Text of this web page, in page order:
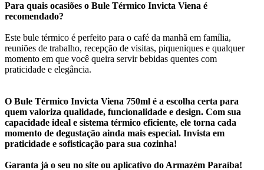
Para quais ocasiões o Bule Térmico Invicta Viena é
recomendado?
Este bule térmico é perfeito para o café da manhã em família,
reuniões de trabalho, recepção de visitas, piqueniques e qualquer
momento em que você queira servir bebidas quentes com
praticidade e elegância.
O Bule Térmico Invicta Viena 750ml é a escolha certa para
quem valoriza qualidade, funcionalidade e design. Com sua
capacidade ideal e sistema térmico eficiente, ele torna cada
momento de degustação ainda mais especial. Invista em
praticidade e sofisticação para sua cozinha!
Garanta já o seu no site ou aplicativo do Armazém Paraíba!